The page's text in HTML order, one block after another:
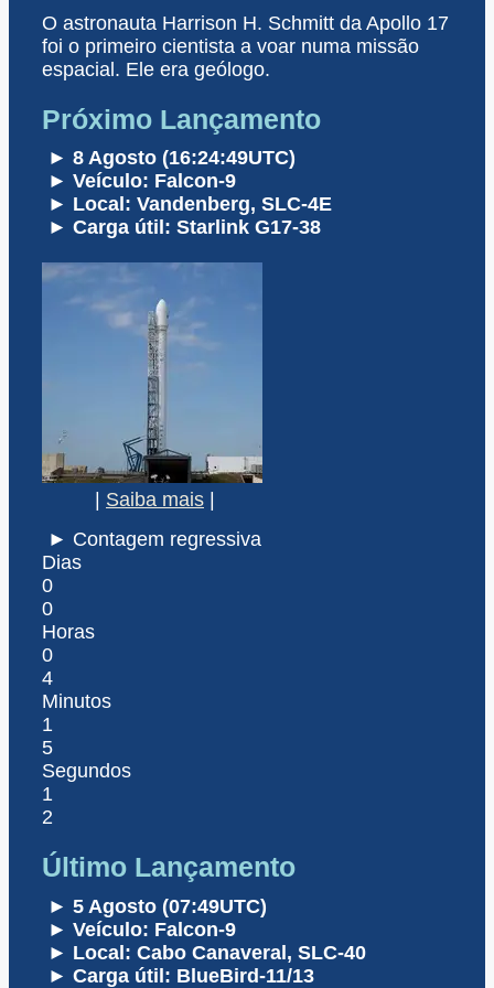
O astronauta Harrison H. Schmitt da Apollo 17
foi o primeiro cientista a voar numa missão
espacial. Ele era geólogo.
Próximo Lançamento
► 8 Agosto (16:24:49UTC)
► Veículo: Falcon-9
► Local: Vandenberg, SLC-4E
► Carga útil: Starlink G17-38
Saiba mais
► Contagem regressiva
Dias
0
0
Horas
0
4
Minutos
1
5
Segundos
1
2
Último Lançamento
► 5 Agosto (07:49UTC)
► Veículo: Falcon-9
► Local: Cabo Canaveral, SLC-40
► Carga útil: BlueBird-11/13